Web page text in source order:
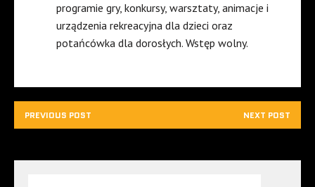
programie gry, konkursy, warsztaty, animacje i
urządzenia rekreacyjna dla dzieci oraz
potańcówka dla dorosłych. Wstęp wolny.
PREVIOUS POST NEXT POST